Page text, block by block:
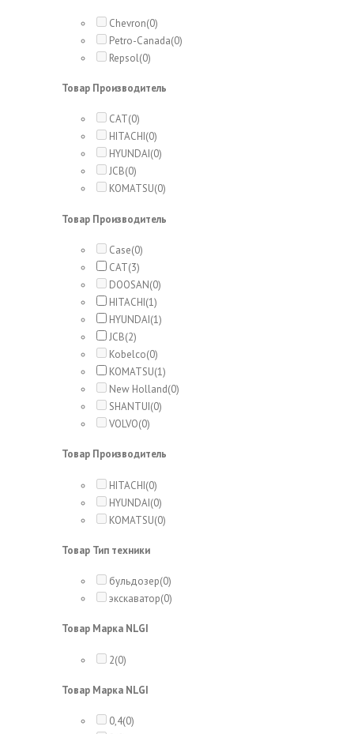
Chevron(0)
Petro-Canada(0)
Repsol(0)
Товар Производитель
CAT(0)
HITACHI(0)
HYUNDAI(0)
JCB(0)
KOMATSU(0)
Товар Производитель
Case(0)
CAT(3)
DOOSAN(0)
HITACHI(1)
HYUNDAI(1)
JCB(2)
Kobelco(0)
KOMATSU(1)
New Holland(0)
SHANTUI(0)
VOLVO(0)
Товар Производитель
HITACHI(0)
HYUNDAI(0)
KOMATSU(0)
Товар Тип техники
бульдозер(0)
экскаватор(0)
Товар Марка NLGI
2(0)
Товар Марка NLGI
0,4(0)